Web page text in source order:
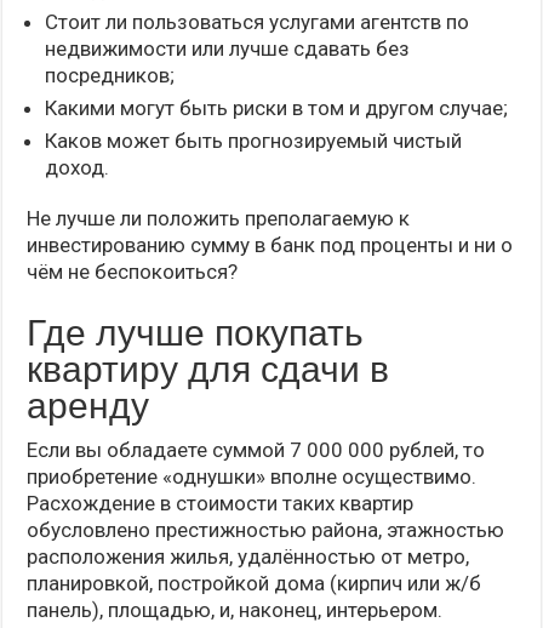
Стоит ли пользоваться услугами агентств по
недвижимости или лучше сдавать без
посредников;
Какими могут быть риски в том и другом случае;
Каков может быть прогнозируемый чистый
доход.
Не лучше ли положить преполагаемую к
инвестированию сумму в банк под проценты и ни о
чём не беспокоиться?
Где лучше покупать
квартиру для сдачи в
аренду
Если вы обладаете суммой 7 000 000 рублей, то
приобретение «однушки» вполне осуществимо.
Расхождение в стоимости таких квартир
обусловлено престижностью района, этажностью
расположения жилья, удалённостью от метро,
планировкой, постройкой дома (кирпич или ж/б
панель), площадью, и, наконец, интерьером.